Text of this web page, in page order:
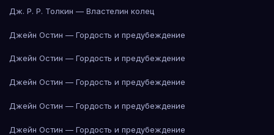
Дж. Р. Р. Толкин — Властелин колец
Джейн Остин — Гордость и предубеждение
Джейн Остин — Гордость и предубеждение
Джейн Остин — Гордость и предубеждение
Джейн Остин — Гордость и предубеждение
Джейн Остин — Гордость и предубеждение